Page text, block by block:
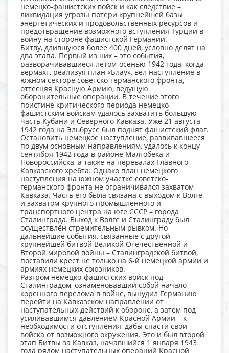
немецко-фашистских войск и как следствие –
ликвидация угрозы потери крупнейшей базы
энергетических и продовольственных ресурсов и
предотвращение возможного вступления Турции в
войну на стороне фашистской Германии.
Битву, длившуюся более 400 дней, условно делят на
два этапа. Первый из них – это события,
разворачивавшиеся летом-осенью 1942 года, когда
вермахт, реализуя план «Блау», вёл наступление в
южном секторе советско-германского фронта,
оттесняя Красную Армию, ведущую
оборонительные операции. В течение этого
поистине критического периода немецко-
фашистским войскам удалось захватить большую
часть Кубани и Северного Кавказа. Уже 21 августа
1942 года на Эльбрусе был поднят фашистский флаг.
Остановить немецкое наступление, развивавшееся
по двум основным направлениям, удалось к концу
сентября 1942 года в районе Малгобека и
Новороссийска, а также на перевалах Главного
Кавказского хребта. Однако план немецкого
наступления на южном участке советско-
германского фронта не ограничивался захватом
Кавказа. Часть его была связана с выходом к Волге
и захватом крупного промышленного и
транспортного центра на юге СССР – города
Сталинграда. Выход к Волге и Сталинграду был
осуществлён стремительным рывком. Но
дальнейшие события, связанные с другой
крупнейшей битвой Великой Отечественной и
Второй мировой войны – Сталинградской битвой,
поставили крест не только на 6-й немецкой армии и
армиях немецких союзников.
Разгром немецко-фашистских войск под
Сталинградом, ознаменовавший собой начало
коренного перелома в войне, вынудил Германию
перейти на Кавказском направлении от
наступательных действий к обороне, а затем под
усиливавшимся давлением Красной Армии – к
необходимости отступления, дабы спасти свои
войска от возможного окружения. Это и был второй
этап Битвы за Кавказ, начавшийся 1 января 1943
года рядом наступательных операций Красной